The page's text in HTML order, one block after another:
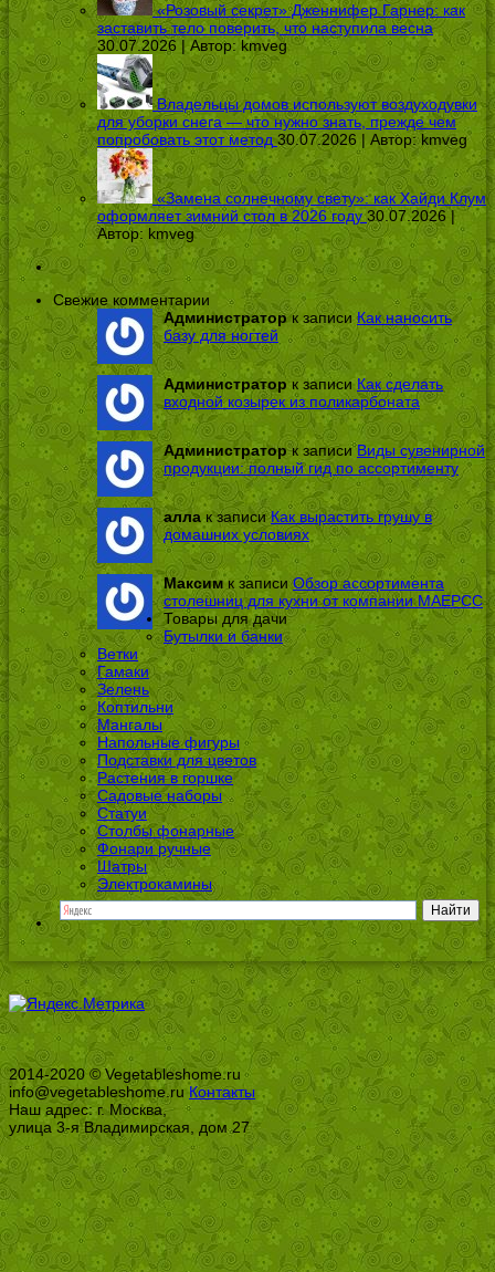
«Розовый секрет» Дженнифер Гарнер: как
заставить тело поверить, что наступила весна
30.07.2026 | Автор: kmveg
Владельцы домов используют воздуходувки
для уборки снега — что нужно знать, прежде чем
попробовать этот метод 30.07.2026 | Автор:kmveg
«Замена солнечному свету»: как Хайди Клум
оформляет зимний стол в 2026 году 30.07.2026 |
Автор: kmveg
Свежие комментарии
Администраторк записиКак наносить
базу для ногтей
Администраторк записиКак сделать
входной козырек из поликарбоната
Администраторк записиВиды сувенирной
продукции: полный гид по ассортименту
аллак записиКак вырастить грушу в
домашних условиях
Максимк записиОбзор ассортимента
столешниц для кухни от компании МАЕРСС
Товары для дачи
Бутылки и банки
Ветки
Гамаки
Зелень
Коптильни
Мангалы
Напольные фигуры
Подставки для цветов
Растения в горшке
Садовые наборы
Статуи
Столбы фонарные
Фонари ручные
Шатры
Электрокамины
2014-2020 © Vegetableshome.ru
info@vegetableshome.ru Контакты
Наш адрес: г. Москва,
улица 3-я Владимирская, дом 27